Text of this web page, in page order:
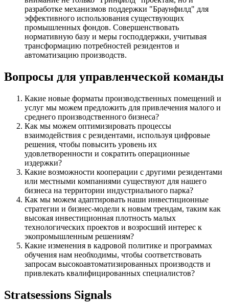
разработке механизмов поддержки "Браунфилд" для
эффективного использования существующих
промышленных фондов. Совершенствовать
нормативную базу и меры господдержки, учитывая
трансформацию потребностей резидентов и
автоматизацию производств.
Вопросы для управленческой команды
Какие новые форматы производственных помещений и
услуг мы можем предложить для привлечения малого и
среднего производственного бизнеса?
Как мы можем оптимизировать процессы
взаимодействия с резидентами, используя цифровые
решения, чтобы повысить уровень их
удовлетворенности и сократить операционные
издержки?
Какие возможности кооперации с другими резидентами
или местными компаниями существуют для нашего
бизнеса на территории индустриального парка?
Как мы можем адаптировать наши инвестиционные
стратегии и бизнес-модели к новым трендам, таким как
высокая инвестиционная плотность малых
технологических проектов и возросший интерес к
экопромышленным решениям?
Какие изменения в кадровой политике и программах
обучения нам необходимы, чтобы соответствовать
запросам высокоавтоматизированных производств и
привлекать квалифицированных специалистов?
Stratsessions Signals